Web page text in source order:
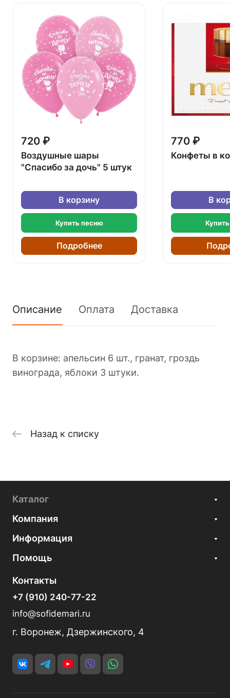
720 ₽
Воздушные шары
"Спасибо за дочь" 5 штук
В корзину
Купить песню
Подробнее
770 ₽
Конфеты в
В
Описание Оплата Доставка
В корзине: апельсин 6 шт., гранат, гроздь
винограда, яблоки 3 штуки.
Назад к списку
Каталог
Компания
Информация
Помощь
Контакты
+7 (910) 240-77-22
info@sofidemari.ru
г. Воронеж, Дзержинского, 4